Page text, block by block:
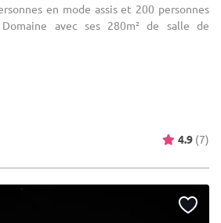
en mode assis et 200 personnes
avec ses 280m² de salle de
4.9 (7)